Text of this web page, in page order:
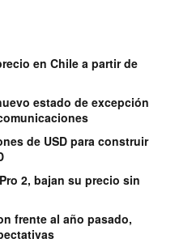
en Chile a partir de
estado de excepción
de USD para construir
2, bajan su precio sin
frente al año pasado,